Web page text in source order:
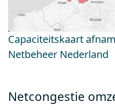
Capaciteitskaart
Netbeheer Nederland
Netcongestie